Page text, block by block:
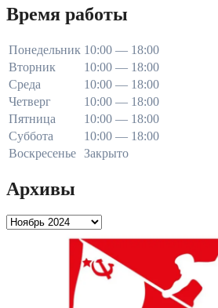
Время работы
Понедельник 10:00 — 18:00
Вторник
10:00 — 18:00
Среда
10:00 — 18:00
Четверг
10:00 — 18:00
Пятница
10:00 — 18:00
Суббота
10:00 — 18:00
Воскресенье Закрыто
Архивы
Архивы